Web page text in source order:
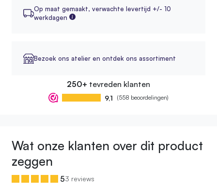
Op maat gemaakt, verwachte levertijd +/- 10
werkdagen
Bezoek ons atelier en ontdek ons assortiment
250+ tevreden klanten
9,1 (558 beoordelingen)
Wat onze klanten over dit product
zeggen
53 reviews